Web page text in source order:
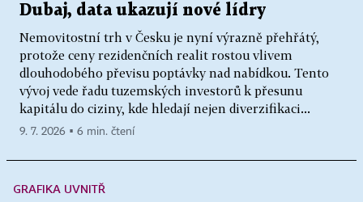
Dubaj, data ukazují nové lídry
Nemovitostní trh v Česku je nyní výrazně přehřátý,
protože ceny rezidenčních realit rostou vlivem
dlouhodobého převisu poptávky nad nabídkou. Tento
vývoj vede řadu tuzemských investorů k přesunu
kapitálu do ciziny, kde hledají nejen diverzifikaci...
9. 7. 2026 ▪ 6 min. čtení
GRAFIKA UVNITŘ